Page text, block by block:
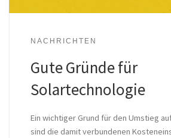
NACHRICHTEN
Gute Gründe für
Solartechnologie
Ein wichtiger Grund für den Umstieg
sind die damit verbundenen